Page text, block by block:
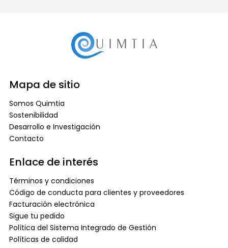
Mapa de sitio
Somos Quimtia
Sostenibilidad
Desarrollo e Investigación
Contacto
Enlace de interés
Términos y condiciones
Código de conducta para clientes y proveedores
Facturación electrónica
Sigue tu pedido
Política del Sistema Integrado de Gestión
Políticas de calidad